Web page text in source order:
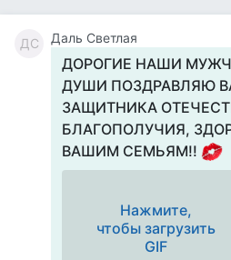
ДС Даль Светлая
ДОРОГИЕ НАШИ
ДУШИ ПОЗДРАВЛЯЮ
ЗАЩИТНИКА
БЛАГОПОЛУЧИЯ,
ВАШИМ СЕМЬЯМ!!
Нажмите,
чтобы загрузить
GIF